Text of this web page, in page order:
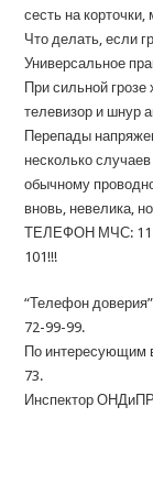
сесть на
Что делать, если
Универсальное
При сильной
телевизор и шнур
Перепады
несколько
обычному
вновь, невелика,
ТЕЛЕФОН МЧС:
101!!!
“Телефон
72-99-99.
По интересующим
73.
Инспектор